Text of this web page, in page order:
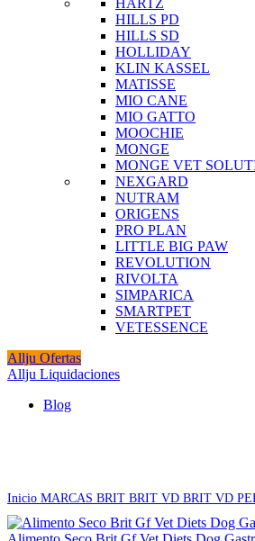
HILLS PD
HILLS SD
HOLLIDAY
KLIN KASSEL
MATISSE
MIO CANE
MIO GATTO
MOOCHIE
MONGE
MONGE VET
NEXGARD
NUTRAM
ORIGENS
PRO PLAN
LITTLE BIG PAW
REVOLUTION
RIVOLTA
SIMPARICA
SMARTPET
VETESSENCE
Allju Ofertas
Allju Liquidaciones
Blog
Inicio MARCAS BRIT BRIT VD BRIT VD